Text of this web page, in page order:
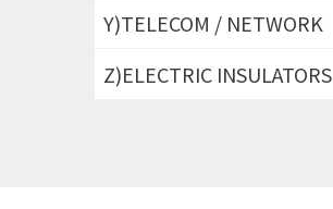
Y)TELECOM / NETWORK
Z)ELECTRIC INSULATORS